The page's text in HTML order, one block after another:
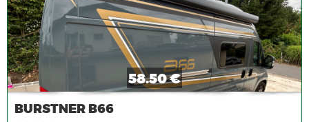
58.50 €
BURSTNER B66